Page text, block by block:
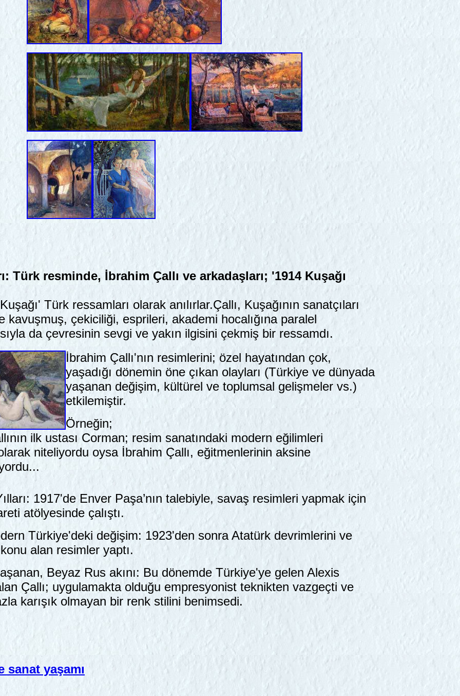
Türk resminde, İbrahim Çallı ve arkadaşları; '1914 Kuşağı
Türk ressamları olarak anılırlar.Çallı, Kuşağının sanatçıları
kavuşmuş, çekiciliği, esprileri, akademi hocalığına paralel
da çevresinin sevgi ve yakın ilgisini çekmiş bir ressamdı.
İbrahim Çallı'nın resimlerini; özel hayatından çok,
yaşadığı dönemin öne çıkan olayları (Türkiye ve dünyada
yaşanan değişim, kültürel ve toplumsal gelişmeler vs.)
etkilemiştir.
Örneğin;
ilk ustası Corman; resim sanatındaki modern eğilimleri
niteliyordu oysa İbrahim Çallı, eğitmenlerinin aksine
1917'de Enver Paşa’nın talebiyle, savaş resimleri yapmak için
atölyesinde çalıştı.
Türkiye'deki değişim: 1923'den sonra Atatürk devrimlerini ve
alan resimler yaptı.
Beyaz Rus akını: Bu dönemde Türkiye'ye gelen Alexis
Çallı; uygulamakta olduğu empresyonist teknikten vazgeçti ve
karışık olmayan bir renk stilini benimsedi.
sanat yaşamı